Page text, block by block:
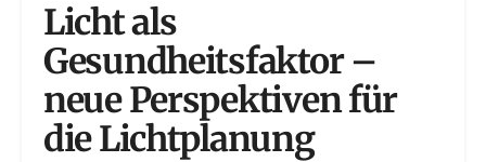
Licht als
Gesundheitsfaktor –
neue Perspektiven für
die Lichtplanung